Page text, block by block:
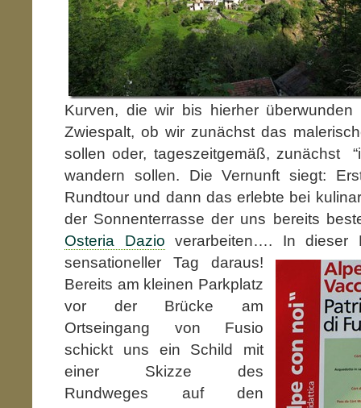
Kurven, die wir bis hierher
Zwiespalt, ob wir zunächst das
sollen oder, tageszeitgemäß, zunächst
wandern sollen. Die Vernunft siegt:
Rundtour und dann das erlebte bei
der Sonnenterrasse der uns bereits
Osteria Dazio verarbeiten…. In dieser
sensationeller Tag daraus!
Bereits am kleinen Parkplatz
vor der Brücke am
Ortseingang von Fusio
schickt uns ein Schild mit
einer Skizze des
Rundweges auf den